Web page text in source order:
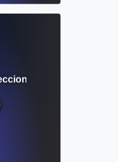
y Archivos